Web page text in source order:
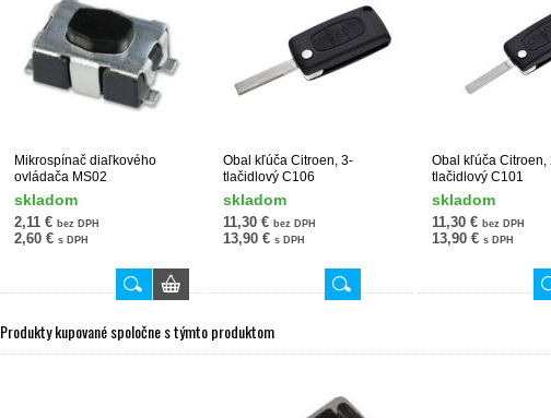
Mikrospínač diaľkového
ovládača MS02
skladom
2,11 € bez DPH
2,60 € s DPH
Obal kľúča Citroen, 3-
tlačidlový C106
skladom
11,30 € bez DPH
13,90 € s DPH
Obal kľúča Citroen,
tlačidlový C101
skladom
11,30 € bez DPH
13,90 € s DPH
Produkty kupované spoločne s týmto produktom